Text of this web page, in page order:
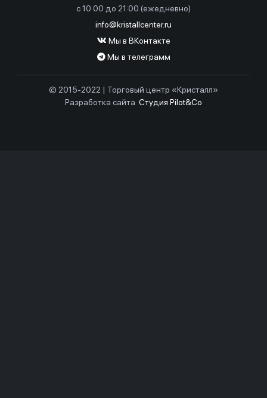
c 10:00 до 21:00 (ежедневно)
info@kristallcenter.ru
Мы в ВКонтакте
Мы в телеграмм
© 2015-2022 | Торговый центр «Кристалл»
Разработка сайта Студия Pilot&Co